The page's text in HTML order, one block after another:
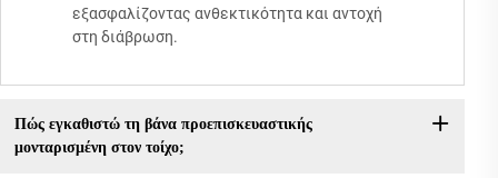
εξασφαλίζοντας ανθεκτικότητα και αντοχή
στη διάβρωση.
Πώς εγκαθιστώ τη βάνα προεπισκευαστικής
μονταρισμένη στον τοίχο;